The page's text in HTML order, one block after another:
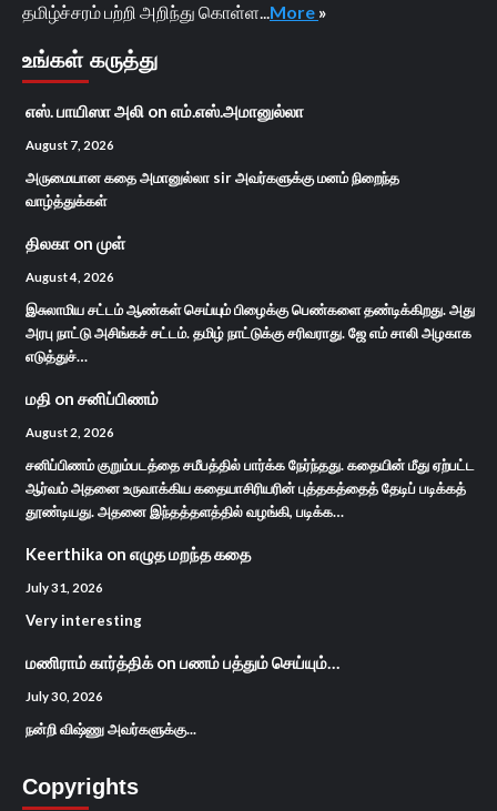
தமிழ்ச்சரம் பற்றி அறிந்து கொள்ள... More »
உங்கள் கருத்து
எஸ். பாயிஸா அலி on எம்.எஸ்.அமானுல்லா
August 7, 2026
அருமையான கதை அமானுல்லா sir அவர்களுக்கு மனம் நிறைந்த
வாழ்த்துக்கள்
திலகா on முள்
August 4, 2026
இசுலாமிய சட்டம் ஆண்கள் செய்யும் பிழைக்கு பெண்களை தண்டிக்கிறது. அது
அரபு நாட்டு அசிங்கச் சட்டம். தமிழ் நாட்டுக்கு சரிவராது. ஜே எம் சாலி அழகாக
எடுத்துச்…
மதி on சனிப்பிணம்
August 2, 2026
சனிப்பிணம் குறும்படத்தை சமீபத்தில் பார்க்க நேர்ந்தது. கதையின் மீது ஏற்பட்ட
ஆர்வம் அதனை உருவாக்கிய கதையாசிரியரின் புத்தகத்தைத் தேடிப் படிக்கத்
தூண்டியது. அதனை இந்தத்தளத்தில் வழங்கி, படிக்க…
Keerthika on எழுத மறந்த கதை
July 31, 2026
Very interesting
மணிராம் கார்த்திக்on பணம் பத்தும் செய்யும்…
July 30, 2026
நன்றி விஷ்ணு அவர்களுக்கு...
Copyrights